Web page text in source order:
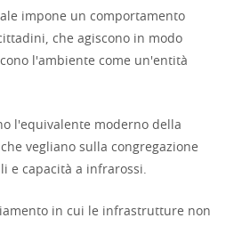
impone un comportamento
che agiscono in modo
l'ambiente come un'entità
l'equivalente moderno della
vegliano sulla congregazione
e capacità a infrarossi.
in cui le infrastrutture non